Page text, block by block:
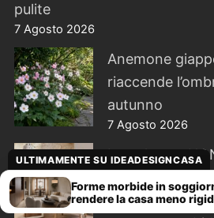
pulite
7 Agosto 2026
Anemone
riaccende
autunno
7 Agosto 2026
La poltrona
bouclé funziona
ULTIMAMENTE SU IDEADESIGNCASA
Forme morbide in
rendere la casa meno